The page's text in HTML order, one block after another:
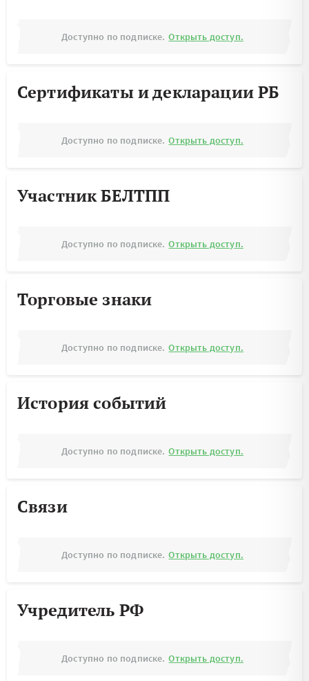
Доступно по подписке. Открыть доступ.
Сертификаты и декларации РБ
Доступно по подписке. Открыть доступ.
Участник БЕЛТПП
Доступно по подписке. Открыть доступ.
Торговые знаки
Доступно по подписке. Открыть доступ.
История событий
Доступно по подписке. Открыть доступ.
Связи
Доступно по подписке. Открыть доступ.
Учредитель РФ
Доступно по подписке. Открыть доступ.